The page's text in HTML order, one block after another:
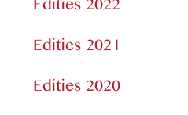
Edities 2022
Edities 2021
Edities 2020